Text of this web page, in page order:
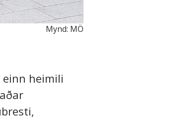
Mynd: MÖ
heimili